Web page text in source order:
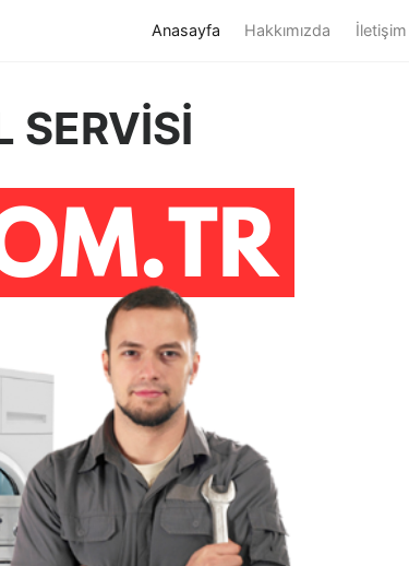
Anasayfa (current)
Hakkımızda İletişim
SERVİSİ